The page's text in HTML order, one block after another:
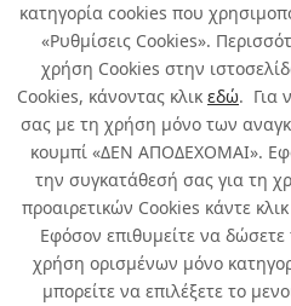
κατηγορία cookies που
«Ρυθμίσεις Cookies».
χρήση Cookies στην
Cookies, κάνοντας κλικ εδώ. Για
σας με τη χρήση μόνο των
κουμπί «ΔΕΝ ΑΠΟΔΕΧΟΜΑΙ».
την συγκατάθεσή σας για τη
προαιρετικών Cookies κάντε
Εφόσον επιθυμείτε να
χρήση ορισμένων μόνο
μπορείτε να επιλέξετε το